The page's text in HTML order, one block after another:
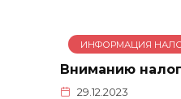
ИНФОРМАЦИЯ
Вниманию
29.12.2023